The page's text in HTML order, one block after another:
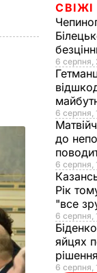
6 серпня,
6 серпня,
до
6 серпня,
Рік
"все
6 серпня,
яйцях
6 серпня,